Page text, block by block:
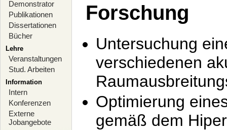
Demonstrator
Publikationen
Dissertationen
Bücher
Lehre
Veranstaltungen
Stud. Arbeiten
Information
Intern
Konferenzen
Externe
Jobangebote
Forschung
Untersuchung
verschiedenen
Optimierung
gemäß dem